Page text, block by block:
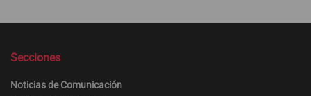
Secciones
Noticias de Comunicación